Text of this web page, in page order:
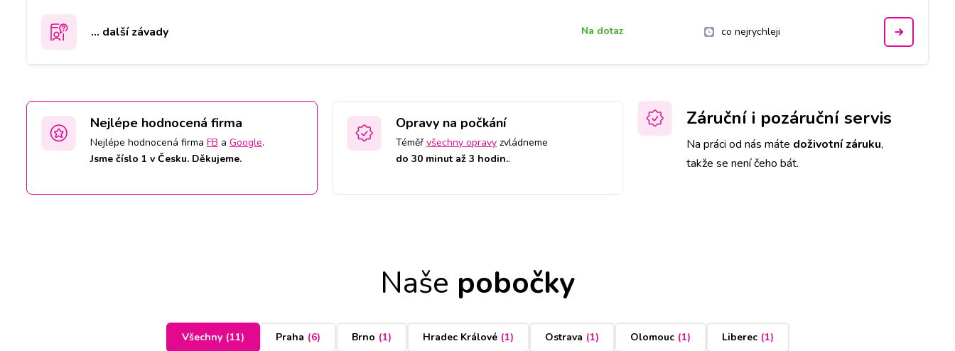
... další závady Na dotaz co nejrychleji
Nejlépe hodnocená firma
Nejlépe hodnocená firma FB a Google.
Jsme číslo 1 v Česku. Děkujeme.
Opravy na počkání
Téměř všechny opravy zvládneme
do 30 minut až 3 hodin..
Záruční i pozáruční servis
Na práci od nás máte doživotní záruku,
takže se není čeho bát.
Naše pobočky
Všechny (11) Praha (6) Brno (1) Hradec Králové (1) Ostrava (1) Olomouc (1) Liberec (1)